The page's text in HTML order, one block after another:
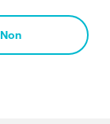
Non